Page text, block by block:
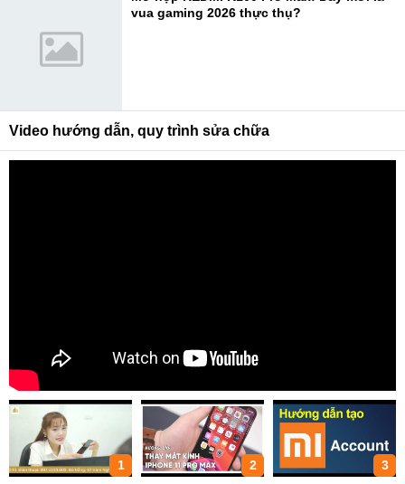
vua gaming 2026 thực thụ?
Video hướng dẫn, quy trình sửa chữa
1 2 3